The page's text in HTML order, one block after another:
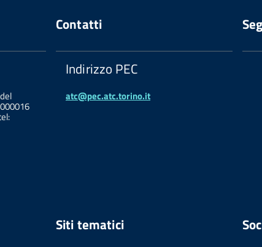
Contatti
Indirizzo PEC
atc@pec.atc.torino.it
Siti tematici